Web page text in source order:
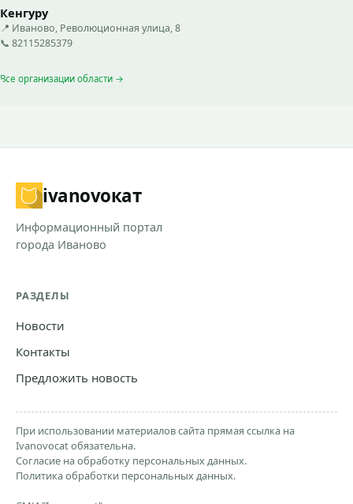
Кенгуру
📍 Иваново, Революционная улица, 8
📞 82115285379
Все организации области →
ivanovoкат
Информационный портал
города Иваново
РАЗДЕЛЫ
Новости
Контакты
Предложить новость
При использовании материалов сайта прямая ссылка на
Ivanovocat обязательна.
Согласие на обработку персональных данных.
Политика обработки персональных данных.